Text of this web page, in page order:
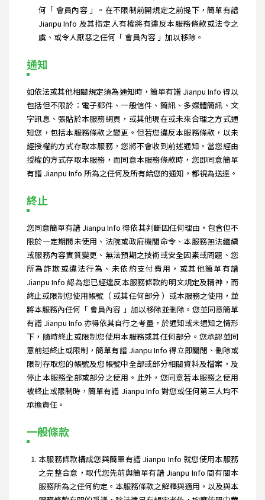
何「 會員內容 」。在不限制前開規定之前提下，簡單有譜
Jianpu Info 及其指定人有權將有違反本服務條款或法令之
虞、或令人厭惡之任何「 會員內容 」加以移除。
通知
如依法或其他相關規定須為通知時，簡單有譜 Jianpu Info 得以
包括但不限於：電子郵件、一般信件、簡訊、多媒體簡訊、文
字訊息、張貼於本服務網頁，或其他現在或未來合理之方式通
知您，包括本服務條款之變更。但若您違反本服務條款，以未
經授權的方式存取本服務，您將不會收到前述通知。當您經由
授權的方式存取本服務，而同意本服務條款時，您即同意簡單
有譜 Jianpu Info 所為之任何及所有給您的通知，都視為送達。
終止
您同意簡單有譜 Jianpu Info 得依其判斷因任何理由，包含但不
限於一定期間未使用、法院或政府機關命令、本服務無法繼續
或服務內容實質變更、無法預期之技術或安全因素或問題、您
所為詐欺或違法行為、未依約支付費用，或其他簡單有譜
Jianpu Info 認為您已經違反本服務條款的明文規定及精神，而
終止或限制您使用帳號（ 或其任何部分 ）或本服務之使用，並
將本服務內任何「 會員內容 」加以移除並刪除。您並同意簡單
有譜 Jianpu Info 亦得依其自行之考量，於通知或未通知之情形
下，隨時終止或限制您使用本服務或其任何部分。您承認並同
意前述終止或限制，簡單有譜 Jianpu Info 得立即關閉、刪除或
限制存取您的帳號及您帳號中全部或部分相關資料及檔案，及
停止本服務全部或部分之使用。此外，您同意若本服務之使用
被終止或限制時，簡單有譜 Jianpu Info 對您或任何第三人均不
承擔責任。
一般條款
本服務條款構成您與簡單有譜 Jianpu Info 就您使用本服務
之完整合意，取代您先前與簡單有譜 Jianpu Info 間有關本
服務所為之任何約定。本服務條款之解釋與適用，以及與本